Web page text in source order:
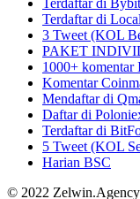
Terdaftar di Bybit
Terdaftar di
3 Tweet (KOL
PAKET
1000+ komentar
Komentar
Mendaftar di
Daftar di
Terdaftar di
5 Tweet (KOL
Harian BSC
© 2022